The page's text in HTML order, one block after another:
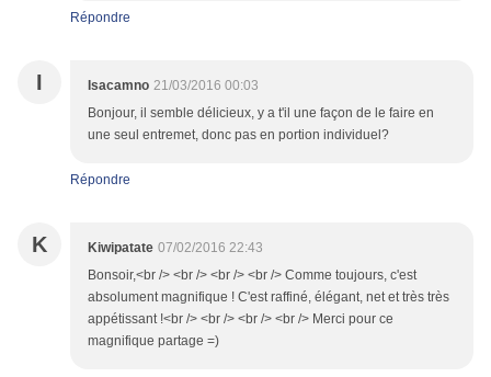
Répondre
I Isacamno 21/03/2016 00:03
Bonjour, il semble délicieux, y a t'il une façon de le faire en
une seul entremet, donc pas en portion individuel?
Répondre
K Kiwipatate 07/02/2016 22:43
Bonsoir,<br /> <br /> <br /> <br /> Comme toujours, c'est
absolument magnifique ! C'est raffiné, élégant, net et très très
appétissant !<br /> <br /> <br /> <br /> Merci pour ce
magnifique partage =)